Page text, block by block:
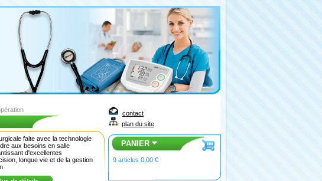
faite avec la technologie
aux besoins en salle
d'excellentes
longue vie et de la gestion
contact
plan du site
PANIER
9 articles 0,00 €